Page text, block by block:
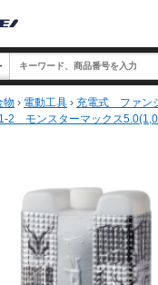
物 › 電動工具 › 充電式 ファン
2 モンスターマックス